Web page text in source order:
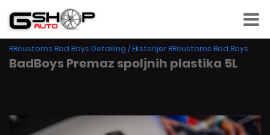
RRcustoms Bad Boys Detailing /Eksterijer RRcustoms Bad Boys
BadBoys Premaz spoljnih plastika 5L